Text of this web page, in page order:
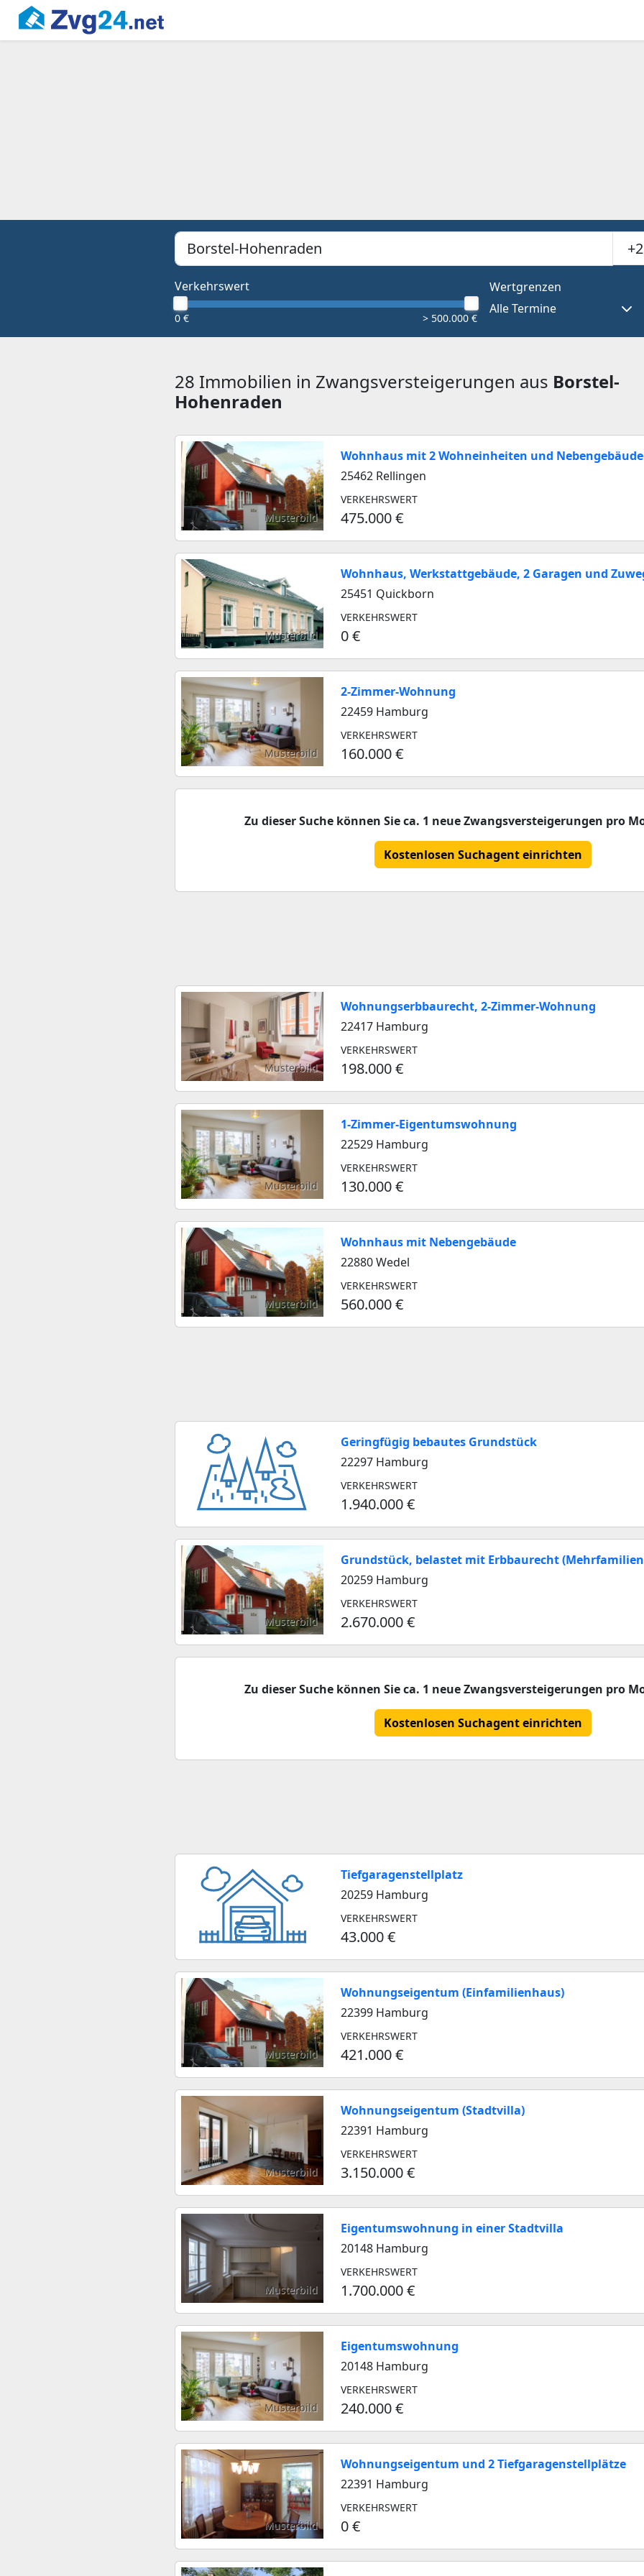
PLZ, Ort oder Bundesland
Verkehrswert
0 € > 500.000 €
Wertgrenzen
Alle Termine
28 Immobilien in Zwangsversteigerungen aus Borstel-
Hohenraden
Musterbild
Wohnhaus mit 2 Wohneinheiten und
25462 Rellingen
VERKEHRSWERT
475.000 €
Musterbild
Wohnhaus, Werkstattgebäude, 2 Garagen und
25451 Quickborn
VERKEHRSWERT
0 €
Musterbild
2-Zimmer-Wohnung
22459 Hamburg
VERKEHRSWERT
160.000 €
Zu dieser Suche können Sie ca. 1 neue Zwangsversteigerungen pro
Kostenlosen Suchagent einrichten
Musterbild
Wohnungserbbaurecht, 2-Zimmer-Wohnung
22417 Hamburg
VERKEHRSWERT
198.000 €
Musterbild
1-Zimmer-Eigentumswohnung
22529 Hamburg
VERKEHRSWERT
130.000 €
Musterbild
Wohnhaus mit Nebengebäude
22880 Wedel
VERKEHRSWERT
560.000 €
Geringfügig bebautes Grundstück
22297 Hamburg
VERKEHRSWERT
1.940.000 €
Musterbild
Grundstück, belastet mit Erbbaurecht
20259 Hamburg
VERKEHRSWERT
2.670.000 €
Zu dieser Suche können Sie ca. 1 neue Zwangsversteigerungen pro
Kostenlosen Suchagent einrichten
Tiefgaragenstellplatz
20259 Hamburg
VERKEHRSWERT
43.000 €
Musterbild
Wohnungseigentum (Einfamilienhaus)
22399 Hamburg
VERKEHRSWERT
421.000 €
Musterbild
Wohnungseigentum (Stadtvilla)
22391 Hamburg
VERKEHRSWERT
3.150.000 €
Musterbild
Eigentumswohnung in einer Stadtvilla
20148 Hamburg
VERKEHRSWERT
1.700.000 €
Musterbild
Eigentumswohnung
20148 Hamburg
VERKEHRSWERT
240.000 €
Musterbild
Wohnungseigentum und 2 Tiefgaragenstellplätze
22391 Hamburg
VERKEHRSWERT
0 €